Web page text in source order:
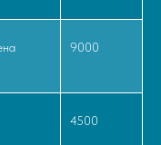
9000
4500